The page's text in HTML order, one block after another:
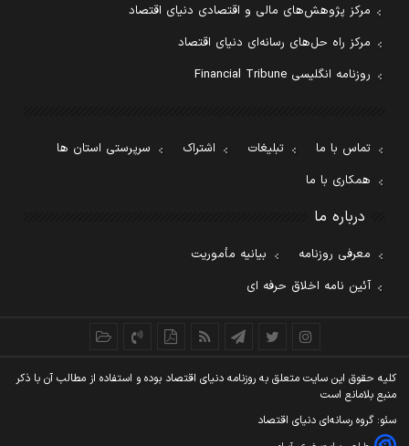
مرکز پژوهش‌های مالی و اقتصادی دنیای اقتصاد
مرکز راه حل‌های رسانه‌ای دنیای اقتصاد
روزنامه انگلیسی Financial Tribune
تماس با ما تبلیغات اشتراک
سرپرستی استان ها
همکاری با ما
درباره ما
معرفی روزنامه
بیانیه مأموریت
آئین نامه اخلاق حرفه ای
کليه حقوق اين سايت متعلق به روزنامه دنيای اقتصاد بوده و استفاده از مطالب آن با ذکر
منبع بلامانع است
سئو: گروه رسانه‌ای دنیای اقتصاد